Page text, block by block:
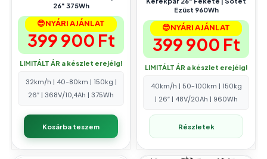
26″ 375Wh
😎NYÁRI AJÁNLAT
399 900 Ft
LIMITÁLT ÁR a készlet erejéig!
32km/h | 40-80km | 150kg |
26″ | 368V/10,4Ah | 375Wh
Kosárba teszem
Ezüst 960Wh
😎NYÁRI AJÁNLAT
399 900 Ft
LIMITÁLT ÁR a készlet erejéig!
40km/h | 50-100km | 150kg
| 26″ | 48V/20Ah | 960Wh
Részletek